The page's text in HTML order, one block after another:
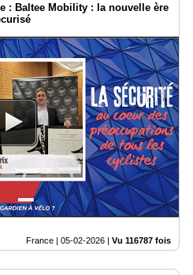
: Baltee Mobility : la nouvelle ère
France | 05-02-2026 | Vu 116787 fois